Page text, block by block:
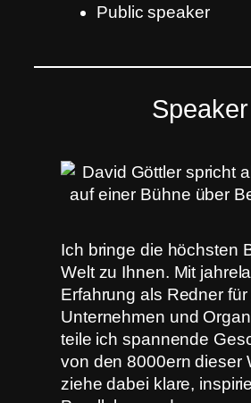
Public speaker
Speaker
Ich bringe die höchsten
Welt zu Ihnen. Mit
Erfahrung als Redner
Unternehmen und
teile ich spannende
von den 8000ern dieser
ziehe dabei klare,